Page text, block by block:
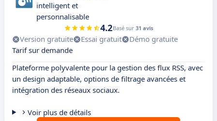
intelligent et
personnalisable
4.2Basé sur 31 avis
Version gratuite Essai gratuit
Démo gratuite
Tarif sur demande
Plateforme polyvalente pour la gestion des flux RSS, avec
un design adaptable, options de filtrage avancées et
intégration des réseaux sociaux.
Voir plus de détails